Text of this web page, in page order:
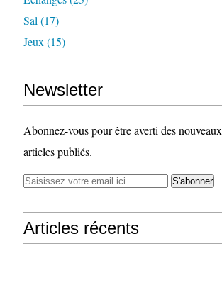
Sal (17)
Jeux (15)
Newsletter
Abonnez-vous pour être averti des nouveaux
articles publiés.
Articles récents